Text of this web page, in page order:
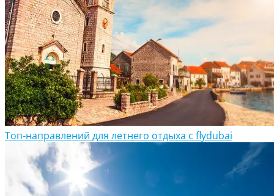
Топ-направлений для летнего отдыха с flydubai